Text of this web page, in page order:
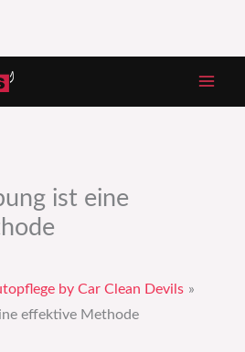
ist eine
by Car Clean Devils
effektive Methode